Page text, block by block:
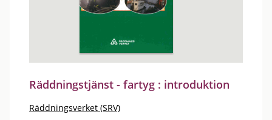
Räddningstjänst - fartyg : introduktion
Räddningsverket (SRV)